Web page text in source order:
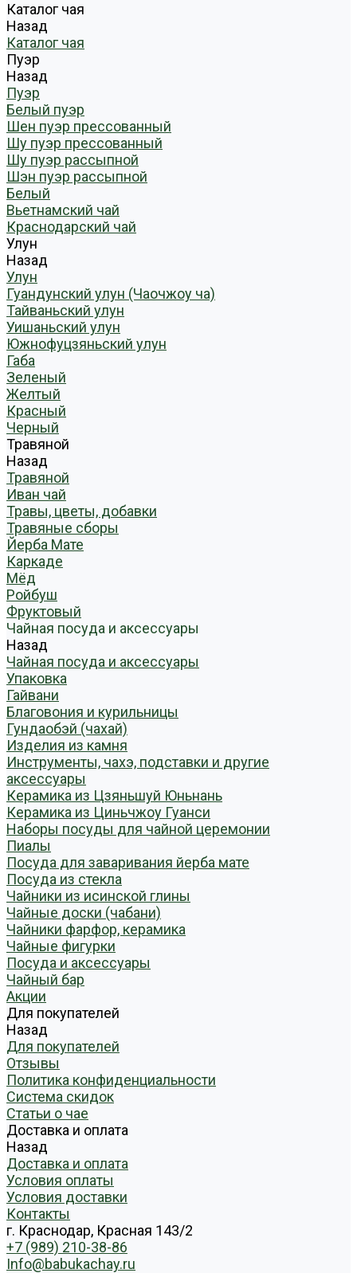
Каталог чая
Назад
Каталог чая
Пуэр
Назад
Пуэр
Белый пуэр
Шен пуэр прессованный
Шу пуэр прессованный
Шу пуэр рассыпной
Шэн пуэр рассыпной
Белый
Вьетнамский чай
Краснодарский чай
Улун
Назад
Улун
Гуандунский улун (Чаочжоу ча)
Тайваньский улун
Уишаньский улун
Южнофуцзяньский улун
Габа
Зеленый
Желтый
Красный
Черный
Травяной
Назад
Травяной
Иван чай
Травы, цветы, добавки
Травяные сборы
Йерба Мате
Каркаде
Мёд
Ройбуш
Фруктовый
Чайная посуда и аксессуары
Назад
Чайная посуда и аксессуары
Упаковка
Гайвани
Благовония и курильницы
Гундаобэй (чахай)
Изделия из камня
Инструменты, чахэ, подставки и другие
аксессуары
Керамика из Цзяньшуй Юньнань
Керамика из Циньчжоу Гуанси
Наборы посуды для чайной церемонии
Пиалы
Посуда для заваривания йерба мате
Посуда из стекла
Чайники из исинской глины
Чайные доски (чабани)
Чайники фарфор, керамика
Чайные фигурки
Посуда и аксессуары
Чайный бар
Акции
Для покупателей
Назад
Для покупателей
Отзывы
Политика конфиденциальности
Система скидок
Статьи о чае
Доставка и оплата
Назад
Доставка и оплата
Условия оплаты
Условия доставки
Контакты
г. Краснодар, Красная 143/2
+7 (989) 210-38-86
Info@babukachay.ru